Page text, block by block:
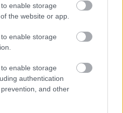
enable storage
the website or app.
enable storage
enable storage
authentication
and other
főterén tart